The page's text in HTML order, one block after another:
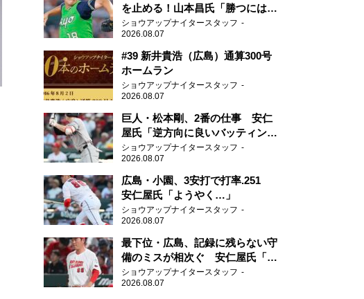
を止める！山本昌氏「勝つにはこ
ういう形しかない」
ショウアップナイタースタッフ
2026.08.07
#39 新井貴浩（広島）通算300号
ホームラン
ショウアップナイタースタッフ
2026.08.07
巨人・松本剛、2番の仕事 安仁
屋氏「逆方向に良いバッティン
グ」
ショウアップナイタースタッフ
2026.08.07
広島・小園、3安打で打率.251
安仁屋氏「ようやく…」
ショウアップナイタースタッフ
2026.08.07
最下位・広島、記録に残らない守
備のミスが相次ぐ 安仁屋氏「最
近守りのミスが多い」
ショウアップナイタースタッフ
2026.08.07